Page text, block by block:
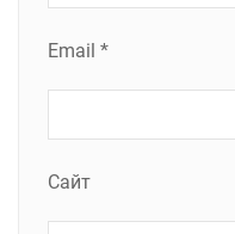
Email *
Сайт